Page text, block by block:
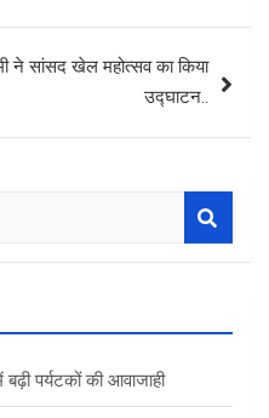
ने सांसद खेल महोत्सव का किया
उद्घाटन..
पर्यटकों की आवाजाही